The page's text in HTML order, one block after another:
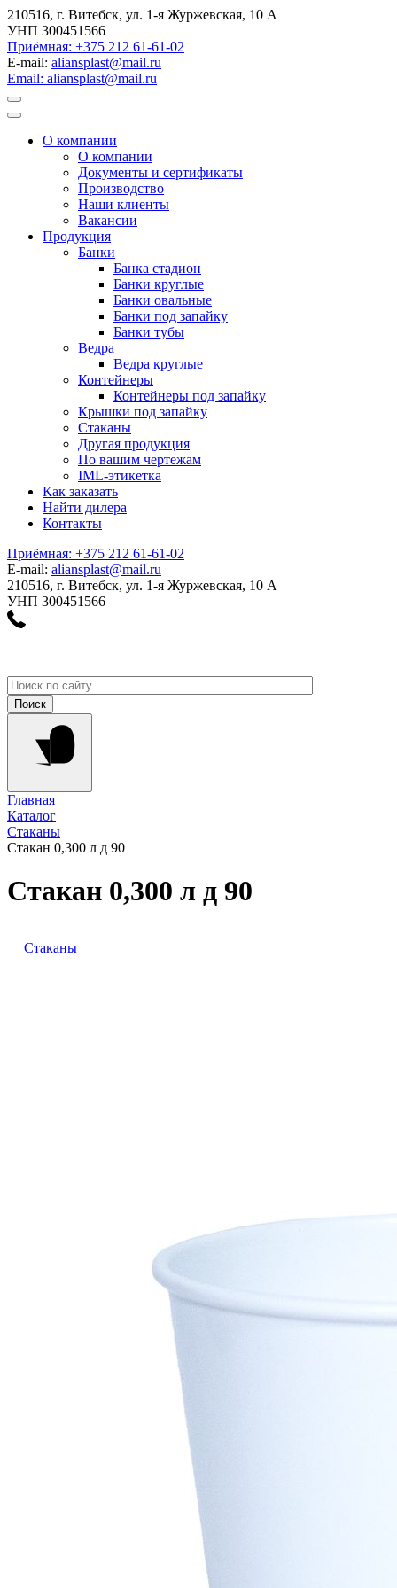
210516, г. Витебск, ул. 1-я Журжевская, 10 А
УНП 300451566
Приёмная: +375 212 61-61-02
E-mail: aliansplast@mail.ru
Email: aliansplast@mail.ru
О компании
О компании
Документы и сертификаты
Производство
Наши клиенты
Вакансии
Продукция
Банки
Банка стадион
Банки круглые
Банки овальные
Банки под запайку
Банки тубы
Ведра
Ведра круглые
Контейнеры
Контейнеры под запайку
Крышки под запайку
Стаканы
Другая продукция
По вашим чертежам
IML-этикетка
Как заказать
Найти дилера
Контакты
Приёмная: +375 212 61-61-02
E-mail: aliansplast@mail.ru
210516, г. Витебск, ул. 1-я Журжевская, 10 А
УНП 300451566
Главная
Каталог
Стаканы
Стакан 0,300 л д 90
Стакан 0,300 л д 90
Стаканы